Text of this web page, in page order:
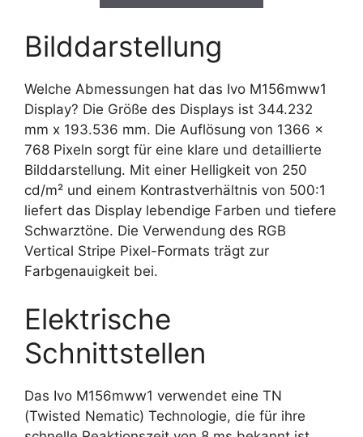
Bilddarstellung
Welche Abmessungen hat das Ivo M156mww1
Display? Die Größe des Displays ist 344.232
mm x 193.536 mm. Die Auflösung von 1366 x
768 Pixeln sorgt für eine klare und detaillierte
Bilddarstellung. Mit einer Helligkeit von 250
cd/m² und einem Kontrastverhältnis von 500:1
liefert das Display lebendige Farben und tiefere
Schwarztöne. Die Verwendung des RGB
Vertical Stripe Pixel-Formats trägt zur
Farbgenauigkeit bei.
Elektrische
Schnittstellen
Das Ivo M156mww1 verwendet eine TN
(Twisted Nematic) Technologie, die für ihre